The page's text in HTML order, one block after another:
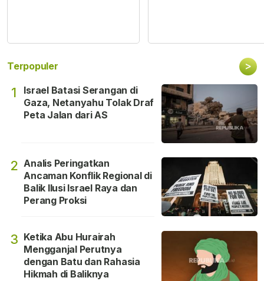
Terpopuler >
1
Israel Batasi Serangan di
Gaza, Netanyahu Tolak Draf
Peta Jalan dari AS
2 Analis Peringatkan
Ancaman Konflik Regional di
Balik Ilusi Israel Raya dan
Perang Proksi
3 Ketika Abu Hurairah
Mengganjal Perutnya
dengan Batu dan Rahasia
Hikmah di Baliknya